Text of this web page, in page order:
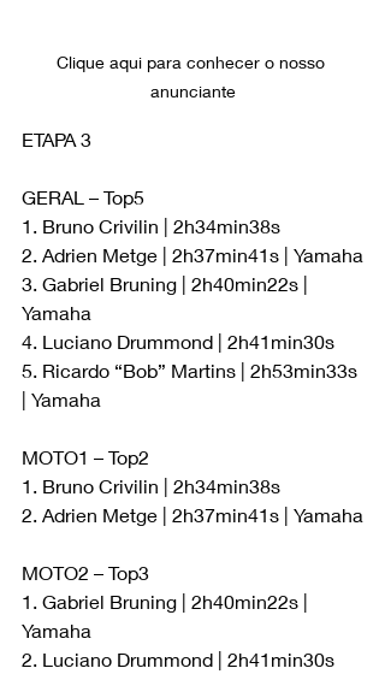
Clique aqui para conhecer o nosso
anunciante
ETAPA 3
GERAL – Top5
1. Bruno Crivilin | 2h34min38s
2. Adrien Metge | 2h37min41s | Yamaha
3. Gabriel Bruning | 2h40min22s |
Yamaha
4. Luciano Drummond | 2h41min30s
5. Ricardo “Bob” Martins | 2h53min33s
| Yamaha
MOTO1 – Top2
1. Bruno Crivilin | 2h34min38s
2. Adrien Metge | 2h37min41s | Yamaha
MOTO2 – Top3
1. Gabriel Bruning | 2h40min22s |
Yamaha
2. Luciano Drummond | 2h41min30s